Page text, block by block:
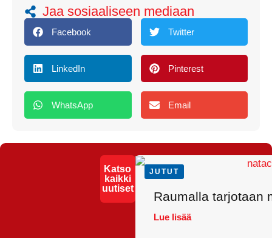
Jaa sosiaaliseen mediaan
Facebook Twitter
LinkedIn Pinterest
WhatsApp Email
Katso
kaikki
uutiset
JUTUT
Raumalla tarjotaan
Lue lisää